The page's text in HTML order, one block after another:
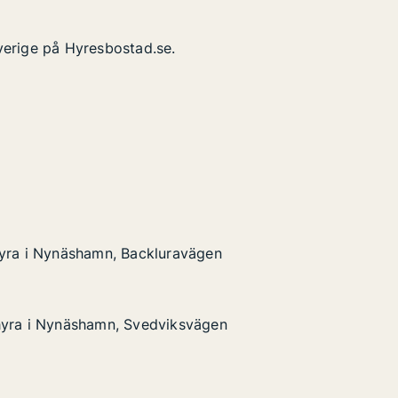
på Hyresbostad.se.
Backluravägen
i Nynäshamn, Backluravägen
i Nynäshamn, Backluravägen
Svedviksvägen
i Nynäshamn, Svedviksvägen
i Nynäshamn, Svedviksvägen